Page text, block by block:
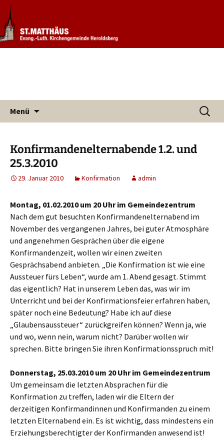
Evang. Kirchengemeinde St.
Matthäus Heroldsberg
Informationen rund um unsere
Kirchengemeinde
Menü
Suchen
nach:
Konfirmandenelternabende 1.2. und
25.3.2010
29. Januar 2010 Konfirmation admin
Montag, 01.02.2010 um 20 Uhr im Gemeindezentrum
Nach dem gut besuchten Konfirmandenelternabend im
November des vergangenen Jahres, bei guter Atmosphäre
und angenehmen Gesprächen über die eigene
Konfirmandenzeit, wollen wir einen zweiten
Gesprächsabend anbieten. „Die Konfirmation ist wie eine
Aussteuer fürs Leben“, wurde am 1. Abend gesagt. Stimmt
das eigentlich? Hat in unserem Leben das, was wir im
Unterricht und bei der Konfirmationsfeier erfahren haben,
später noch eine Bedeutung? Habe ich auf diese
„Glaubensaussteuer“ zurückgreifen können? Wenn ja, wie
und wo, wenn nein, warum nicht? Darüber wollen wir
sprechen. Bitte bringen Sie ihren Konfirmationsspruch mit!
Donnerstag, 25.03.2010 um 20 Uhr im Gemeindezentrum
Um gemeinsam die letzten Absprachen für die
Konfirmation zu treffen, laden wir die Eltern der
derzeitigen Konfirmandinnen und Konfirmanden zu einem
letzten Elternabend ein. Es ist wichtig, dass mindestens ein
Erziehungsberechtigter der Konfirmanden anwesend ist!